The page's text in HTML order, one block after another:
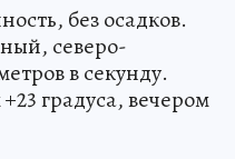
без осадков.
северо-
в секунду.
градуса, вечером